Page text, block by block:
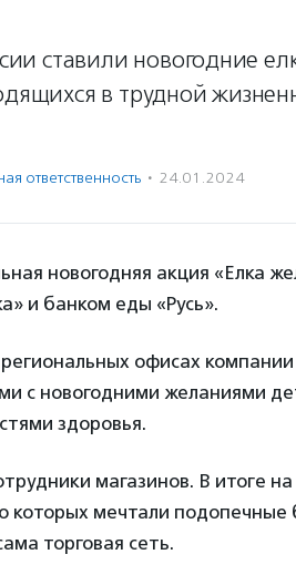
ставили новогодние
в трудной
ответственность · 24.01.2024
новогодняя акция «Елка
и банком еды «Русь».
офисах компании
с новогодними желаниями
здоровья.
магазинов. В итоге на
которых мечтали подопечные
торговая сеть.